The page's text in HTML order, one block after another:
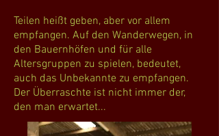
Teilen heißt geben, aber vor allem
empfangen. Auf den Wanderwegen, in
den Bauernhöfen und für alle
Altersgruppen zu spielen, bedeutet,
auch das Unbekannte zu empfangen.
Der Überraschte ist nicht immer der,
den man erwartet...